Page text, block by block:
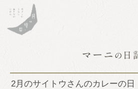
2月のサイトウさんのカレーの日